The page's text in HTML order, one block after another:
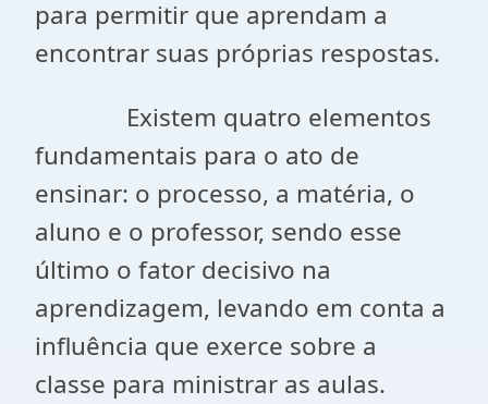
para permitir que aprendam a
encontrar suas próprias respostas.
Existem quatro elementos
fundamentais para o ato de
ensinar: o processo, a matéria, o
aluno e o professor, sendo esse
último o fator decisivo na
aprendizagem, levando em conta a
influência que exerce sobre a
classe para ministrar as aulas.